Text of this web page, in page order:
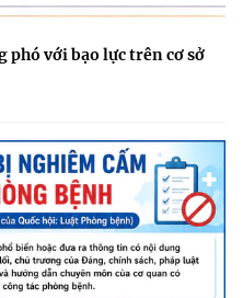
phó với bạo lực trên cơ sở